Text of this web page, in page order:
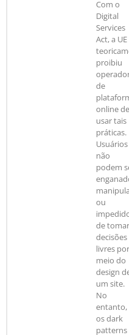
Com o
Digital
Services
Act, a UE
proibiu
de
online de
usar tais
práticas.
Usuários
não
podem
ou
de tomar
decisões
livres por
meio do
design
um site.
No
entanto,
os dark
patterns